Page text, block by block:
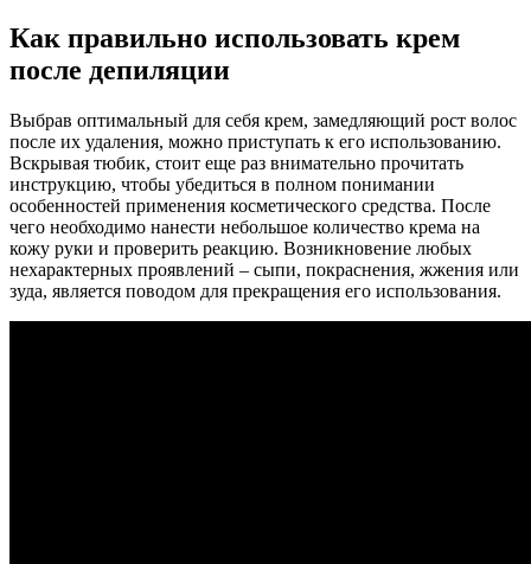
Как правильно использовать крем
после депиляции
Выбрав оптимальный для себя крем, замедляющий рост волос
после их удаления, можно приступать к его использованию.
Вскрывая тюбик, стоит еще раз внимательно прочитать
инструкцию, чтобы убедиться в полном понимании
особенностей применения косметического средства. После
чего необходимо нанести небольшое количество крема на
кожу руки и проверить реакцию. Возникновение любых
нехарактерных проявлений – сыпи, покраснения, жжения или
зуда, является поводом для прекращения его использования.